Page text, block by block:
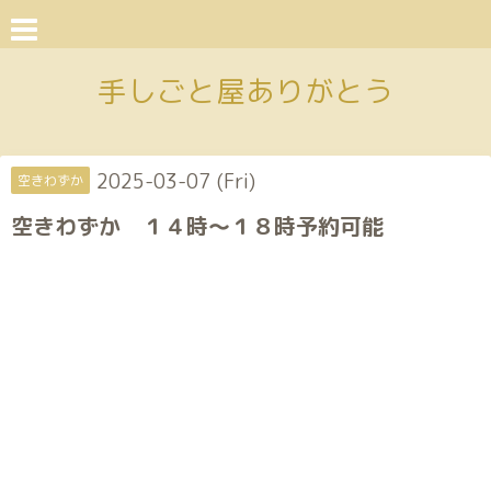
手しごと屋ありがとう
空きわずか 2025-03-07 (Fri)
空きわずか １４時〜１８時予約可能